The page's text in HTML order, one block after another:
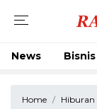
News Bisnis
Home Hiburan